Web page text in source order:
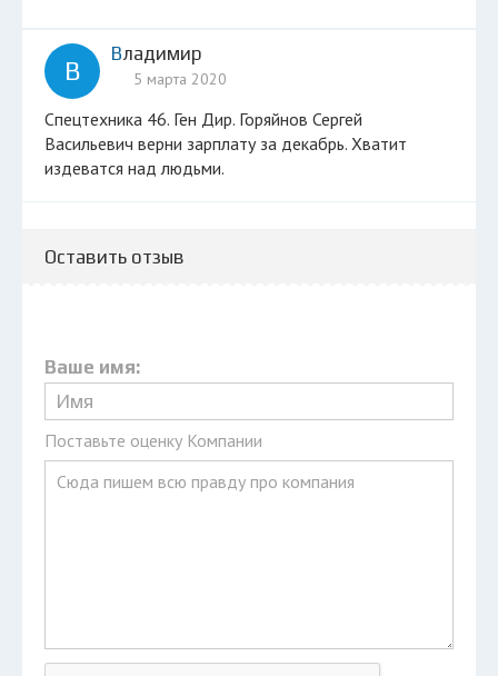
В
Владимир
5 марта 2020
Спецтехника 46. Ген Дир. Горяйнов Сергей
Васильевич верни зарплату за декабрь. Хватит
издеватся над людьми.
Оставить отзыв
Ваше имя:
Поставьте оценку Компании